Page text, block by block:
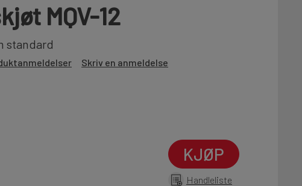
MQV-12
standard
Skriv en anmeldelse
KJØP
Handleliste